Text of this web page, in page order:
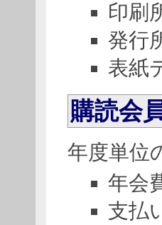
印刷
発行
表紙
購読会
年度単位
年会
支払